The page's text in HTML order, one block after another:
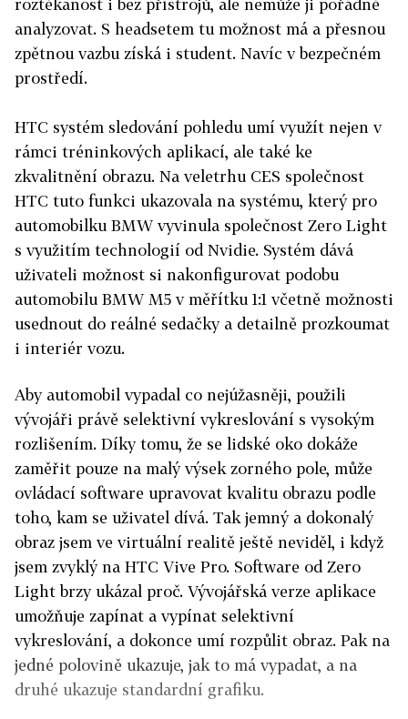
roztěkanost i bez přístrojů, ale nemůže ji pořádně
analyzovat. S headsetem tu možnost má a přesnou
zpětnou vazbu získá i student. Navíc v bezpečném
prostředí.
HTC systém sledování pohledu umí využít nejen v
rámci tréninkových aplikací, ale také ke
zkvalitnění obrazu. Na veletrhu CES společnost
HTC tuto funkci ukazovala na systému, který pro
automobilku BMW vyvinula společnost Zero Light
s využitím technologií od Nvidie. Systém dává
uživateli možnost si nakonfigurovat podobu
automobilu BMW M5 v měřítku 1:1 včetně možnosti
usednout do reálné sedačky a detailně prozkoumat
i interiér vozu.
Aby automobil vypadal co nejúžasněji, použili
vývojáři právě selektivní vykreslování s vysokým
rozlišením. Díky tomu, že se lidské oko dokáže
zaměřit pouze na malý výsek zorného pole, může
ovládací software upravovat kvalitu obrazu podle
toho, kam se uživatel dívá. Tak jemný a dokonalý
obraz jsem ve virtuální realitě ještě neviděl, i když
jsem zvyklý na HTC Vive Pro. Software od Zero
Light brzy ukázal proč. Vývojářská verze aplikace
umožňuje zapínat a vypínat selektivní
vykreslování, a dokonce umí rozpůlit obraz. Pak na
jedné polovině ukazuje, jak to má vypadat, a na
druhé ukazuje standardní grafiku.